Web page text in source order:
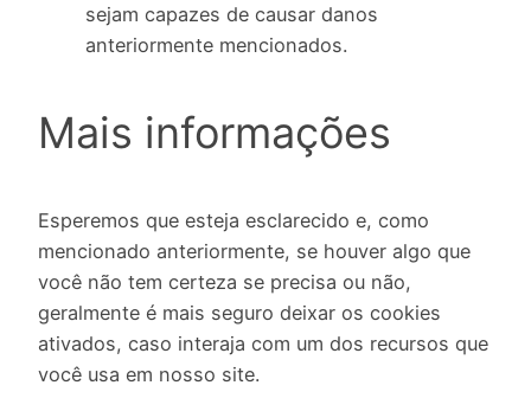
sejam capazes de causar danos
anteriormente mencionados.
Mais informações
Esperemos que esteja esclarecido e, como
mencionado anteriormente, se houver algo que
você não tem certeza se precisa ou não,
geralmente é mais seguro deixar os cookies
ativados, caso interaja com um dos recursos que
você usa em nosso site.